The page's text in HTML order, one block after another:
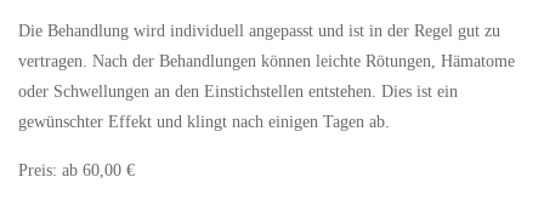
Die Behandlung wird individuell angepasst und ist in der Regel gut zu
vertragen. Nach der Behandlungen können leichte Rötungen, Hämatome
oder Schwellungen an den Einstichstellen entstehen. Dies ist ein
gewünschter Effekt und klingt nach einigen Tagen ab.
Preis: ab 60,00 €